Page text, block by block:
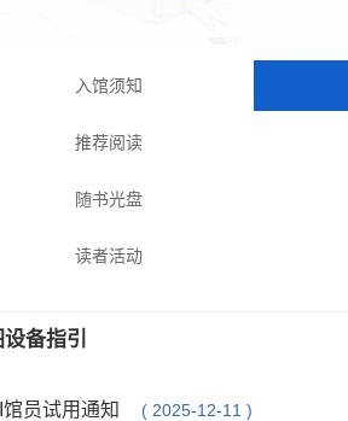
入馆须知
推荐阅读
随书光盘
读者活动
备指引
馆员试用通知 ( 2025-12-11 )